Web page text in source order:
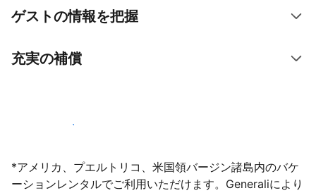
ゲストの情報を把握
充実の補償
今すぐ掲載登録する
*アメリカ、プエルトリコ、米国領バージン諸島内のバケ
ーションレンタルでご利用いただけます。Generaliにより